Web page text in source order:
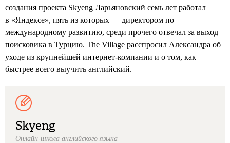
создания проекта Skyeng Ларьяновский семь лет работал
в «Яндексе», пять из которых — директором по
международному развитию, среди прочего отвечал за выход
поисковика в Турцию. The Village расспросил Александра об
уходе из крупнейшей интернет-компании и о том, как
быстрее всего выучить английский.
Skyeng
Онлайн-школа английского языка